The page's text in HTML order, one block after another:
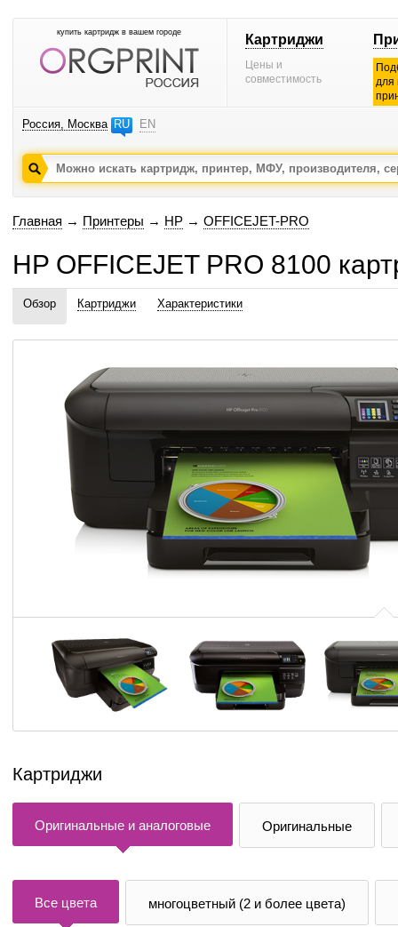
купить картридж в вашем городе Картриджи
Цены и
совместимость
для
Россия, Москва RU EN
Главная → Принтеры → HP → OFFICEJET-PRO
HP OFFICEJET PRO 8100
Обзор Картриджи Характеристики
Картриджи
Оригинальные и аналоговые Оригинальные
Все цвета многоцветный (2 и более цвета)